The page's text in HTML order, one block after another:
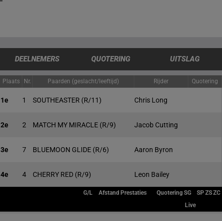
DEELNEMERS QUOTERING UITSLAG
Plaats Nr. Paarden (geslacht/leeftijd) Rijder Quotering
1e 1 SOUTHEASTER (R/11) Chris Long
2e 2 MATCH MY MIRACLE (R/9) Jacob Cutting
3e 7 BLUEMOON GLIDE (R/6) Aaron Byron
4e 4 CHERRY RED (R/9) Leon Bailey
G/L Afstand Prestaties QuoteringSG SPZSZC
Live